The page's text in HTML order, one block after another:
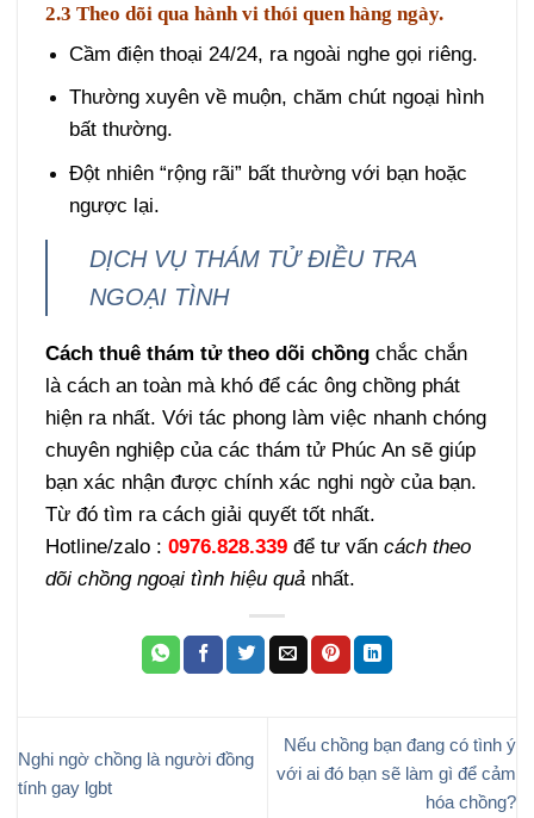
2.3 Theo dõi qua hành vi thói quen hàng ngày.
Cầm điện thoại 24/24, ra ngoài nghe gọi riêng.
Thường xuyên về muộn, chăm chút ngoại hình
bất thường.
Đột nhiên “rộng rãi” bất thường với bạn hoặc
ngược lại.
DỊCH VỤ THÁM TỬ ĐIỀU TRA
NGOẠI TÌNH
Cách thuê thám tử theo dõi chồng chắc chắn
là cách an toàn mà khó để các ông chồng phát
hiện ra nhất. Với tác phong làm việc nhanh chóng
chuyên nghiệp của cácthám tử Phúc An sẽ giúp
bạn xác nhận được chính xác nghi ngờ của bạn.
Từ đó tìm ra cách giải quyết tốt nhất.
Hotline/zalo :0976.828.339để tư vấncách theo
dõi chồng ngoại tình hiệu quả nhất.
Nghi ngờ chồng là người đồng
tính gay lgbt
Nếu chồng bạn đang có tình ý
với ai đó bạn sẽ làm gì để cảm
hóa chồng?